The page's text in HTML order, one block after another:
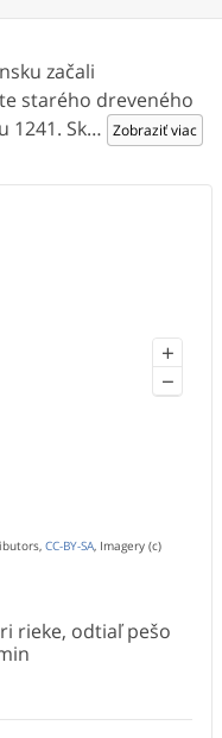
začali
starého dreveného
1241. Sk… Zobraziť viac
+
−
CC-BY-SA, Imagery (c)
rieke, odtiaľ pešo